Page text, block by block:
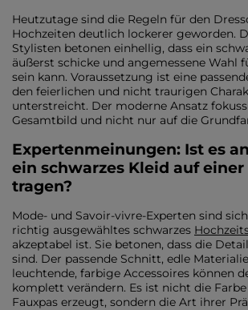
Heutzutage sind die Regeln für den
Hochzeiten deutlich lockerer geworden.
Stylisten betonen einhellig, dass ein
äußerst schicke und angemessene Wahl
sein kann. Voraussetzung ist eine
den feierlichen und nicht traurigen
unterstreicht. Der moderne Ansatz
Gesamtbild und nicht nur auf die
Expertenmeinungen: Ist es
ein schwarzes Kleid auf einer
tragen?
Mode- und Savoir-vivre-Experten sind
richtig ausgewähltes schwarzes
akzeptabel ist. Sie betonen, dass die
sind. Der passende Schnitt, edle
leuchtende, farbige Accessoires können
komplett verändern. Es ist nicht die
Fauxpas erzeugt, sondern die Art ihrer